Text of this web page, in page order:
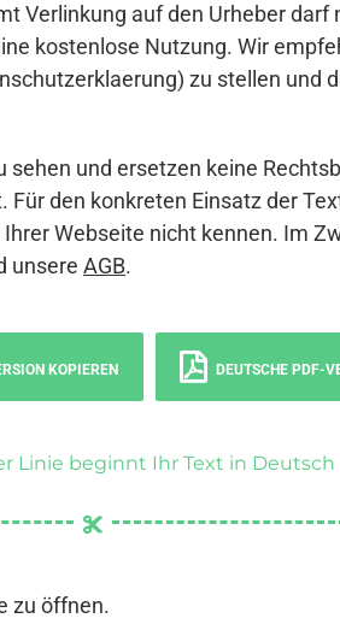
Verlinkung auf den Urheber
kostenlose Nutzung. Wir
zu stellen und
und ersetzen keine
den konkreten Einsatz der
Webseite nicht kennen. Im
unsere AGB.
KOPIEREN DEUTSCHE PDF-
Linie beginnt Ihr Text in Deutsch
zu öffnen.